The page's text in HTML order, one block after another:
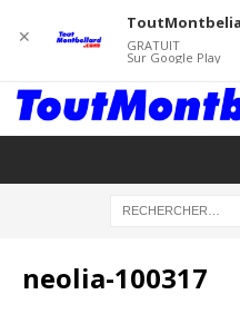
neolia-100317
✕ GRATUIT
Sur Google Play